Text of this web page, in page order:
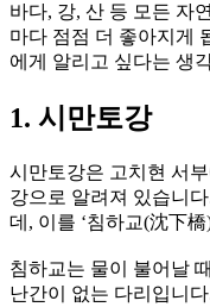
바다, 강, 산 등 모든 자
마다 점점 더 좋아지게
에게 알리고 싶다는 생
1. 시만토강
시만토강은 고치현 서
강으로 알려져 있습니
데, 이를 ‘침하교(沈下
침하교는 물이 불어날
난간이 없는 다리입니